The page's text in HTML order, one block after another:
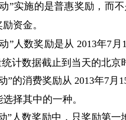
”实施的是普惠奖励，而
资金。
”人数奖励是从 2013年7 月
计数据截止到当天的北京
”的消费奖励从 2013年7月
择其中的一种。
”人数奖励中，只奖励第一